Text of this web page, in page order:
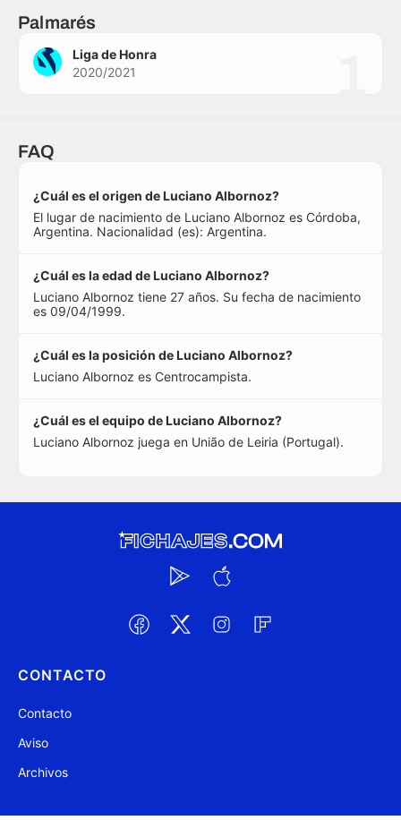
Palmarés
Liga de Honra
2020/2021
FAQ
¿Cuál es el origen de Luciano Albornoz?
El lugar de nacimiento de Luciano Albornoz es Córdoba,
Argentina. Nacionalidad (es): Argentina.
¿Cuál es la edad de Luciano Albornoz?
Luciano Albornoz tiene 27 años. Su fecha de nacimiento
es 09/04/1999.
¿Cuál es la posición de Luciano Albornoz?
Luciano Albornoz es Centrocampista.
¿Cuál es el equipo de Luciano Albornoz?
Luciano Albornoz juega en União de Leiria (Portugal).
CONTACTO
Contacto
Aviso
Archivos